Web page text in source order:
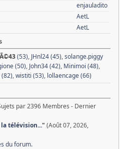
enjauladito
AetL
AetL
(53), JHnl24 (45),solange.piggy
(50), John34 (42), Minimoi (48),
,wistiti (53), lollaencage (66)
par 2396 Membres - Dernier
la télévision..." (Août 07, 2026,
du forum.